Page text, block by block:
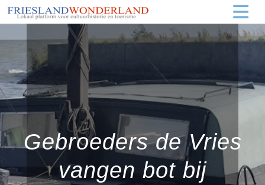
Gebroeders de Vries
vangen bot bij